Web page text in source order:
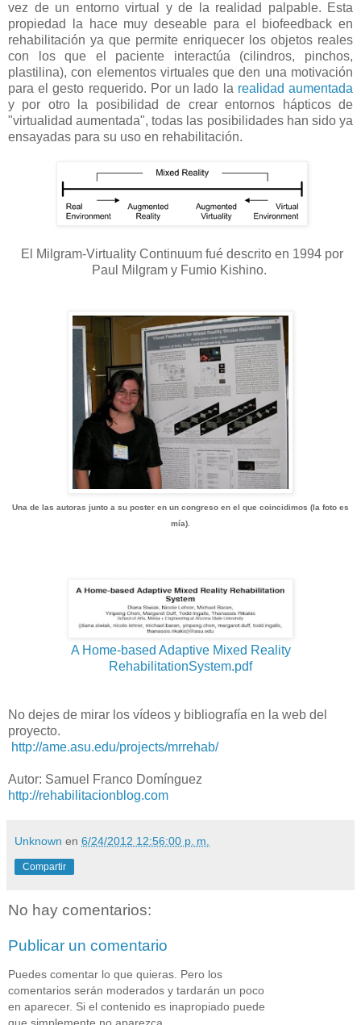
vez de un entorno virtual y de la realidad palpable. Esta
propiedad la hace muy deseable para el biofeedback en
rehabilitación ya que permite enriquecer los objetos reales
con los que el paciente interactúa (cilindros, pinchos,
plastilina), con elementos virtuales que den una motivación
para el gesto requerido. Por un lado la realidad aumentada
y por otro la posibilidad de crear entornos hápticos de
"virtualidad aumentada", todas las posibilidades han sido ya
ensayadas para su uso en rehabilitación.
El Milgram-Virtuality Continuum fué descrito en 1994 por
Paul Milgram y Fumio Kishino.
Una de las autoras junto a su poster en un congreso en el que coincidimos (la foto es
mía).
A Home-based Adaptive Mixed Reality
RehabilitationSystem.pdf
No dejes de mirar los vídeos y bibliografía en la web del
proyecto.
http://ame.asu.edu/projects/mrrehab/
Autor: Samuel Franco Domínguez
http://rehabilitacionblog.com
Unknown en 6/24/2012 12:56:00 p. m.
Compartir
No hay comentarios:
Publicar un comentario
Puedes comentar lo que quieras. Pero los
comentarios serán moderados y tardarán un poco
en aparecer. Si el contenido es inapropiado puede